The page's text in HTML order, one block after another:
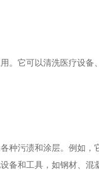
。它可以清洗医疗设
种污渍和涂层。例如
备和工具，如钢材、混